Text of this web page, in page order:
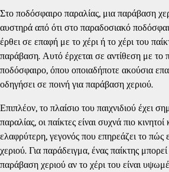
Στο ποδόσφαιρο παραλίας, μια παράβαση
αυστηρά από ότι στο παραδοσιακό
έρθει σε επαφή με το χέρι ή το χέρι του
παράβαση. Αυτό έρχεται σε αντίθεση με το
ποδόσφαιρο, όπου οποιαδήποτε ακούσια
οδηγήσει σε ποινή για παράβαση χεριού.
Επιπλέον, το πλαίσιο του παιχνιδιού έχει
παραλίας, οι παίκτες είναι συχνά πιο
ελαφρύτερη, γεγονός που επηρεάζει το πώς
χεριού. Για παράδειγμα, ένας παίκτης
παράβαση χεριού αν το χέρι του είναι